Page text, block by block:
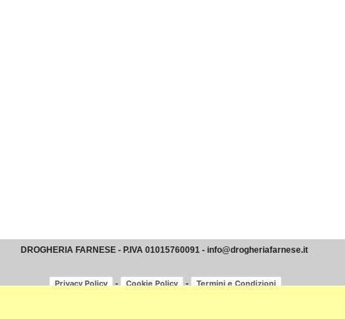
DROGHERIA FARNESE - P.IVA 01015760091 - info@drogheriafarnese.it
Privacy Policy - Cookie Policy -
Termini e Condizioni